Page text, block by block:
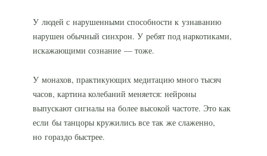
У людей с нарушенными способности к узнаванию
нарушен обычный синхрон. У ребят под наркотиками,
искажающими сознание — тоже.
У монахов, практикующих медитацию много тысяч
часов, картина колебаний меняется: нейроны
выпускают сигналы на более высокой частоте. Это как
если бы танцоры кружились все так же слаженно,
но гораздо быстрее.